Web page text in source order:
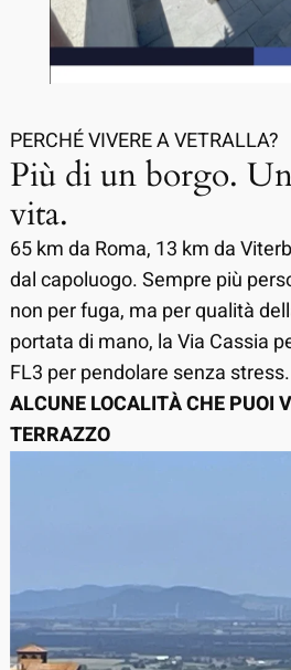
PERCHÉ VIVERE A VETRALLA?
Più di un borgo.
vita.
65 km da Roma, 13 km da
dal capoluogo. Sempre più
non per fuga, ma per qualità
portata di mano, la Via Cassia
FL3 per pendolare senza stress.
ALCUNE LOCALITÀ CHE PUOI
TERRAZZO